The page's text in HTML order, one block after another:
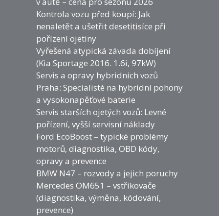
Kontrola vozu před koupí: Jak
nenaletět a ušetřit desetitisíce při
pořízení ojetiny
Vyřešená atypická závada dobíjení
(Kia Sportage 2016. 1.6i, 97kW)
Servis a opravy hybridních vozů
Praha: Specialisté na hybridní pohony
a vysokonapěťové baterie
Servis starších ojetých vozů: Levné
pořízení, vyšší servisní náklady
Ford EcoBoost – typické problémy
motorů, diagnostika, OBD kódy,
opravy a prevence
BMW N47 – rozvody a jejich poruchy
Mercedes OM651 – vstřikovače
(diagnostika, výměna, kódování,
prevence)